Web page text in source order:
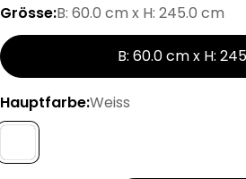
Grösse:B: 60.0 cm x H: 245.0 cm
B: 60.0 cm x H:
Hauptfarbe:Weiss